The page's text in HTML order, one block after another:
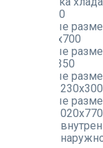
40
Габаритные
1000x245x700
Габаритные
900x700x350
Габаритные
Габаритные
Вес нетто
Вес нетто